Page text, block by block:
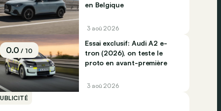
en Belgique
3 aoû 2026
0.0/ 10
Essai exclusif: Audi A2 e-
tron (2026), on teste le
proto en avant-première
3 aoû 2026